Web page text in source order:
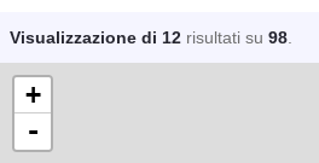
Visualizzazione di 12 risultati su 98
+
-